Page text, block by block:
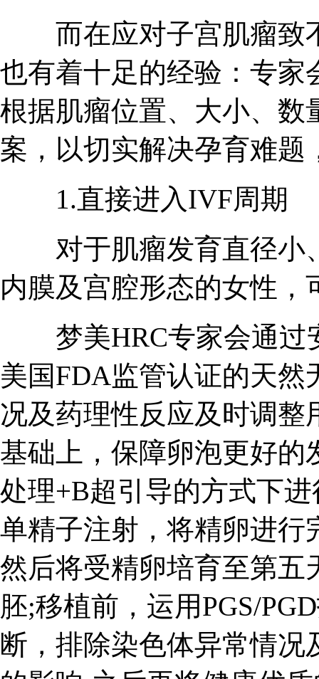
而在应对子宫肌瘤致
也有着十足的经验：专家
根据肌瘤位置、大小、数
案，以切实解决孕育难题
1.直接进入IVF周期
对于肌瘤发育直径小
内膜及宫腔形态的女性
梦美HRC专家会通过
美国FDA监管认证的天
况及药理性反应及时调整
基础上，保障卵泡更好的
处理+B超引导的方式下
单精子注射，将精卵进行
然后将受精卵培育至第五
胚;移植前，运用PGS/
断，排除染色体异常情况